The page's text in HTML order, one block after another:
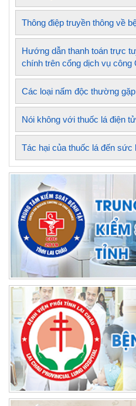
Thông điệp truyền thông về
Hướng dẫn thanh toán trực
chính trên cổng dịch vụ công
Các loại nấm độc thường gặp
Nói không với thuốc lá điện
Tác hại của thuốc lá đến sức